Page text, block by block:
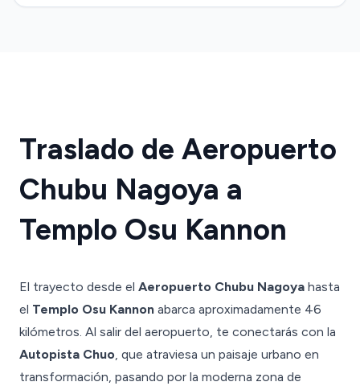
Traslado de Aeropuerto
Chubu Nagoya a
Templo Osu Kannon
El trayecto desde el Aeropuerto Chubu Nagoya hasta
el Templo Osu Kannon abarca aproximadamente 46
kilómetros. Al salir del aeropuerto, te conectarás con la
Autopista Chuo, que atraviesa un paisaje urbano en
transformación, pasando por la moderna zona de